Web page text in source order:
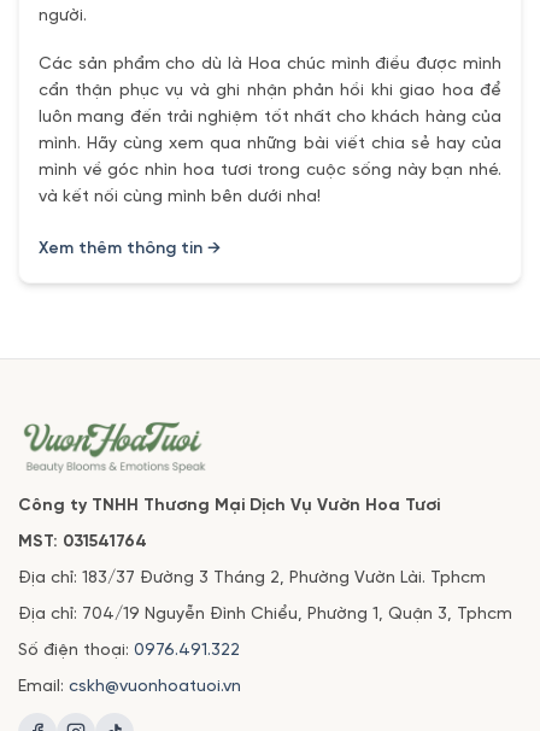
người.
Các sản phẩm cho dù là Hoa chúc mình điều được mình
cẩn thận phục vụ và ghi nhận phản hồi khi giao hoa để
luôn mang đến trải nghiệm tốt nhất cho khách hàng của
mình. Hãy cùng xem qua những bài viết chia sẻ hay của
mình về góc nhìn hoa tươi trong cuộc sống này bạn nhé.
và kết nối cùng mình bên dưới nha!
Xem thêm thông tin →
Công ty TNHH Thương Mại Dịch Vụ Vườn Hoa Tươi
MST: 031541764
Địa chỉ: 183/37 Đường 3 Tháng 2, Phường Vườn Lài. Tphcm
Địa chỉ: 704/19 Nguyễn Đình Chiểu, Phường 1, Quận 3, Tphcm
Số điện thoại: 0976.491.322
Email: cskh@vuonhoatuoi.vn